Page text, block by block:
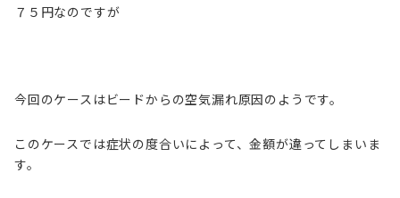
７５円なのですが
今回のケースはビードからの空気漏れ原因のようです。
このケースでは症状の度合いによって、金額が違ってしまいま
す。